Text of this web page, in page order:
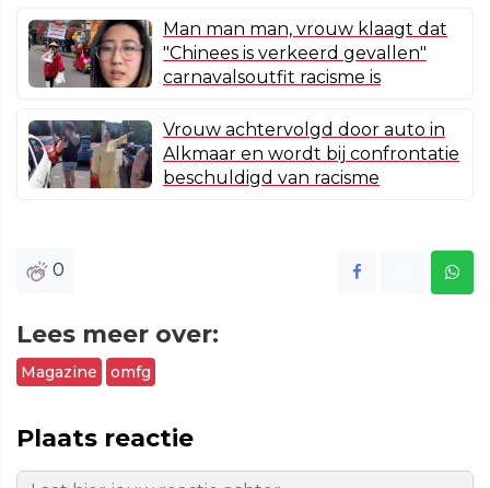
Man man man, vrouw klaagt dat
"Chinees is verkeerd gevallen"
carnavalsoutfit racisme is
Vrouw achtervolgd door auto in
Alkmaar en wordt bij confrontatie
beschuldigd van racisme
0
Lees meer over:
Magazine omfg
Plaats reactie